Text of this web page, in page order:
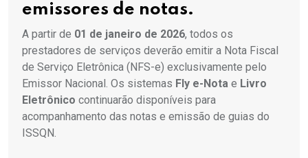
emissores de notas.
A partir de 01 de janeiro de 2026, todos os
prestadores de serviços deverão emitir a Nota Fiscal
de Serviço Eletrônica (NFS-e) exclusivamente pelo
Emissor Nacional. Os sistemas Fly e-Nota e Livro
Eletrônico continuarão disponíveis para
acompanhamento das notas e emissão de guias do
ISSQN.